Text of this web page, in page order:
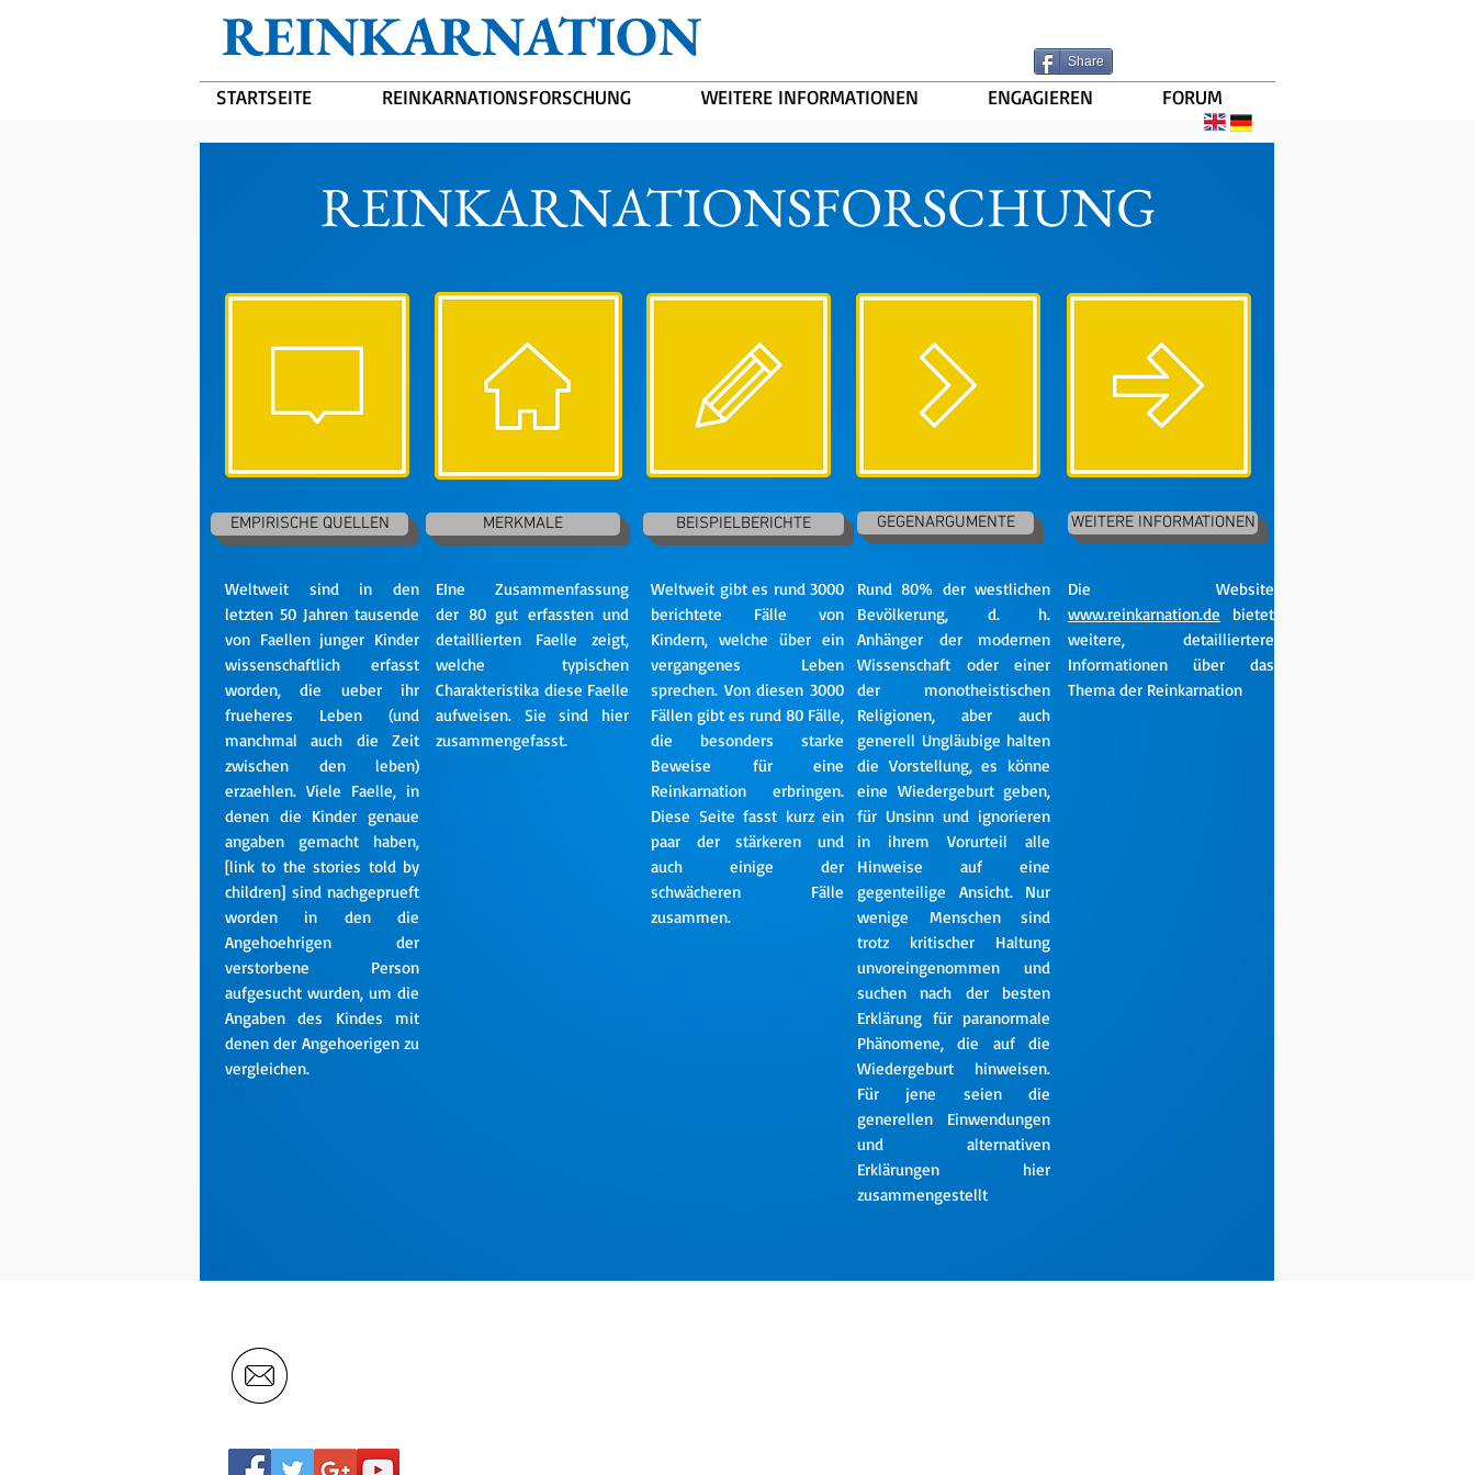
REINKARNATION Share
STARTSEITE REINKARNATIONSFORSCHUNG WEITERE INFORMATIONEN ENGAGIEREN FORUM
REINKARNATIONSFORSCHUNG
EMPIRISCHE QUELLEN MERKMALE BEISPIELBERICHTE GEGENARGUMENTE WEITERE INFORMATIONEN
Weltweit sind in den
letzten 50 Jahren tausende
von Faellen junger Kinder
wissenschaftlich erfasst
worden, die ueber ihr
frueheres Leben (und
manchmal auch die Zeit
zwischen den leben)
erzaehlen. Viele Faelle, in
denen die Kinder genaue
angaben gemacht haben,
[link to the stories told by
children] sind nachgeprueft
worden in den die
Angehoehrigen der
verstorbene Person
aufgesucht wurden, um die
Angaben des Kindes mit
denen der Angehoerigen zu
vergleichen.
EIne Zusammenfassung
der 80 gut erfassten und
detaillierten Faelle zeigt,
welche typischen
Charakteristika diese Faelle
aufweisen. Sie sind hier
zusammengefasst.
Weltweit gibt es rund 3000
berichtete Fälle von
Kindern, welche über ein
vergangenes Leben
sprechen. Von diesen 3000
Fällen gibt es rund 80 Fälle,
die besonders starke
Beweise für eine
Reinkarnation erbringen.
Diese Seite fasst kurz ein
paar der stärkeren und
auch einige der
schwächeren Fälle
zusammen.
Rund 80% der westlichen
Bevölkerung, d. h.
Anhänger der modernen
Wissenschaft oder einer
der monotheistischen
Religionen, aber auch
generell Ungläubige halten
die Vorstellung, es könne
eine Wiedergeburt geben,
für Unsinn und ignorieren
in ihrem Vorurteil alle
Hinweise auf eine
gegenteilige Ansicht. Nur
wenige Menschen sind
trotz kritischer Haltung
unvoreingenommen und
suchen nach der besten
Erklärung für paranormale
Phänomene, die auf die
Wiedergeburt hinweisen.
Für jene seien die
generellen Einwendungen
und alternativen
Erklärungen hier
zusammengestellt
Die Website
www.reinkarnation.de bietet
weitere, detailliertere
Informationen über das
Thema der Reinkarnation